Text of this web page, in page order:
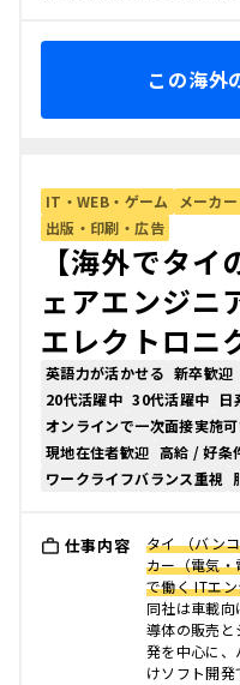
この海外
IT・WEB・ゲーム メーカ
出版・印刷・広告
【海外でタ
ェアエンジニ
エレクトロニ
英語力が活かせる 新卒歓迎
20代活躍中 30代活躍中 日
オンラインで一次面接実施
現地在住者歓迎 高給 / 好条
ワークライフバランス重視
仕事内容
タイ （バン
カー（電気
で働く ITエ
同社は車載
導体の販売
発を中心に、
けソフト開